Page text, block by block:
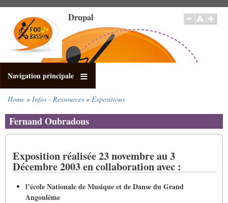
contenuto
principale
Drupal
Navigation principale
di
pane
Home Infos - Ressources Expositions
Fernand Oubradous
Exposition réalisée 23 novembre au 3
Décembre 2003 en collaboration avec :
l’école Nationale de Musique et de Danse du Grand
Angoulême